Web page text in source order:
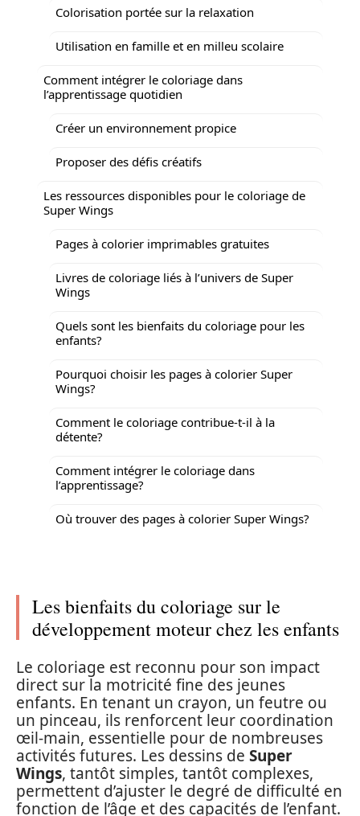
Colorisation portée sur la relaxation
Utilisation en famille et en milleu scolaire
Comment intégrer le coloriage dans
l’apprentissage quotidien
Créer un environnement propice
Proposer des défis créatifs
Les ressources disponibles pour le coloriage de
Super Wings
Pages à colorier imprimables gratuites
Livres de coloriage liés à l’univers de Super
Wings
Quels sont les bienfaits du coloriage pour les
enfants?
Pourquoi choisir les pages à colorier Super
Wings?
Comment le coloriage contribue-t-il à la
détente?
Comment intégrer le coloriage dans
l’apprentissage?
Où trouver des pages à colorier Super Wings?
Les bienfaits du coloriage sur le
développement moteur chez les enfants
Le coloriage est reconnu pour son impact
direct sur la motricité fine des jeunes
enfants. En tenant un crayon, un feutre ou
un pinceau, ils renforcent leur coordination
œil-main, essentielle pour de nombreuses
activités futures. Les dessins de Super
Wings, tantôt simples, tantôt complexes,
permettent d’ajuster le degré de difficulté en
fonction de l’âge et des capacités de l’enfant.